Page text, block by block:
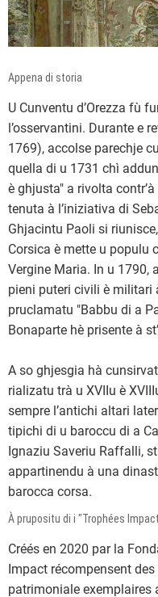
Appena di storia
U Cunventu d’Orezza fù
l’osservantini. Durante e
1769), accolse parechje
quella di u 1731 chì
è ghjusta" a rivolta
tenuta à l’iniziativa di
Ghjacintu Paoli si
Corsica è mette u populu
Vergine Maria. In u 1790,
pieni puteri civili è militari
pruclamatu "Babbu di a
Bonaparte hè prisente à
A so ghjesgia hà
rializatu trà u XVIIu è
sempre l’antichi altari
tipichi di u baroccu di a
Ignaziu Saveriu Raffalli,
appartinendu à una
barocca corsa.
À prupositu di i "Trophées
Créés en 2020 par la
Impact récompensent
patrimoniale